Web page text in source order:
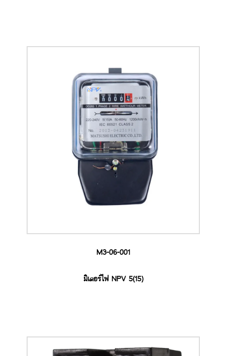
M3-06-001
มิเตอร์ไฟ NPV 5(15)